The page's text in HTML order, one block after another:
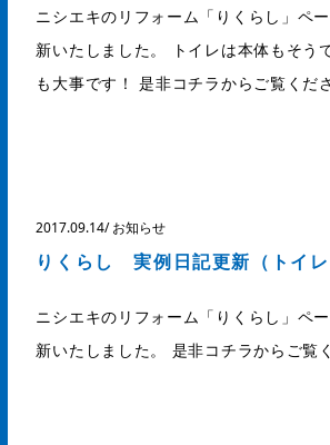
ニシエキのリフォーム「りくらし」ペ
新いたしました。 トイレは本体もそう
も大事です！ 是非コチラからご覧くだ
2017.09.14/お知らせ
りくらし 実例日記更新（トイレ
ニシエキのリフォーム「りくらし」ペ
新いたしました。 是非コチラからご覧